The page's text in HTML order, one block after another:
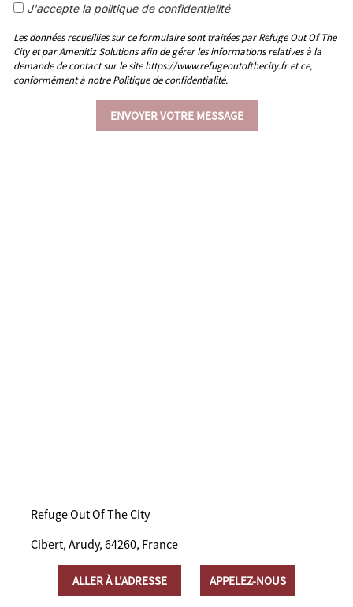
J'accepte la politique de confidentialité
Les données recueillies sur ce formulaire sont traitées par Refuge Out Of The
City et par Amenitiz Solutions afin de gérer les informations relatives à la
demande de contact sur le site https://www.refugeoutofthecity.fr et ce,
conformément à notre Politique de confidentialité.
Refuge Out Of The City
Cibert, Arudy, 64260, France
ALLER À L'ADRESSE APPELEZ-NOUS